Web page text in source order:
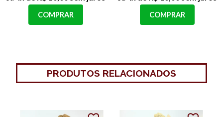
COMPRAR COMPRAR
PRODUTOS RELACIONADOS